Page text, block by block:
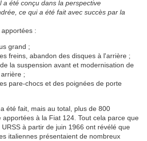
a été conçu dans la perspective
ce qui a été fait avec succès par la
:
grand ;
freins, abandon des disques à l'arrière ;
la suspension avant et modernisation de
;
pare-chocs et des poignées de porte
été fait, mais au total, plus de 800
apportées à la Fiat 124. Tout cela parce que
à partir de juin 1966 ont révélé que
italiennes présentaient de nombreux